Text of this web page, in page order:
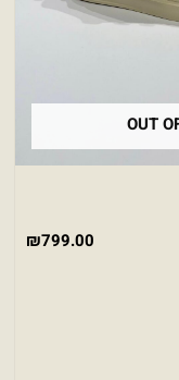
OUT
₪799.00